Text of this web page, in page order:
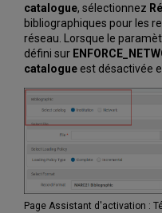
catalogue, sélectionnez
bibliographiques pour les
réseau. Lorsque le
défini sur
catalogueest désactivée
Page Assistant d'activation :